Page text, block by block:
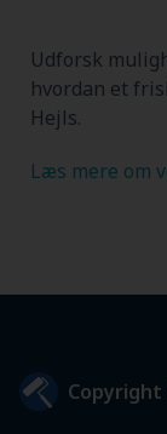
Udforsk
hvordan et
Hejls.
Læs mere om
Copyright